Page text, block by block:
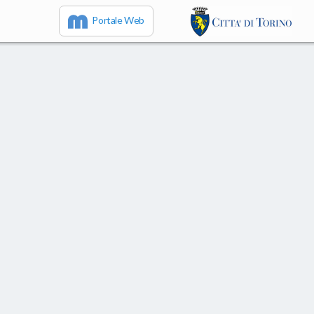
Portale Web